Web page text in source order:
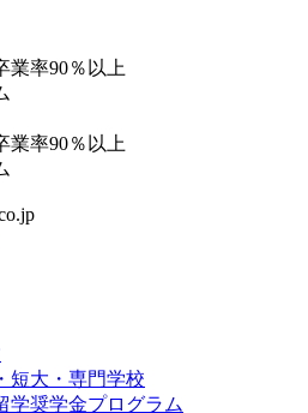
業率90％以上
業率90％以上
短大・専門学校
学奨学金プログラム